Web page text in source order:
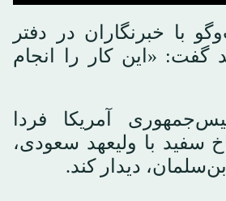
با خبرنگاران در دفتر
گفت: «این کار را انجام
آمریکا فردا
سفید با ولیعهد سعودی،
دیدار کند.